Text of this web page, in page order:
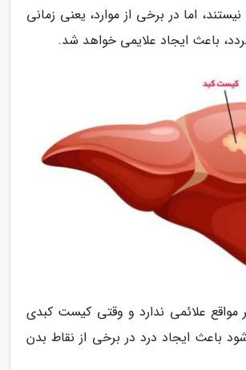
اما در برخی از موارد، یعنی زمانی
باعث ایجاد علایمی خواهد شد.
علائمی ندارد و وقتی کیست کبدی
باعث ایجاد درد در برخی از نقاط بدن